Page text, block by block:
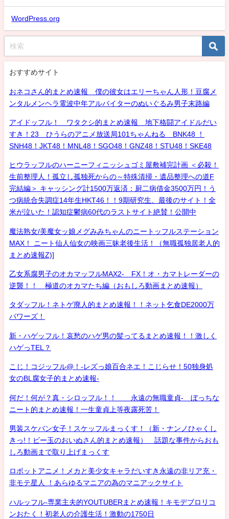
WordPress.org
おすすめサイト
おネコさん的まとめ速報 僕の彼女はエリーちゃん人形！豆腐メ
ンタルメンヘラ電波中年アルバイターのぬいぐるみ男子末路編
アイドッフル！ ワタクシ的まとめ速報 地下格闘アイドルだい
すき！23 ひうらのアニメ放送局101ちゃんねる BNK48 ！
SNH48！JKT48！MNL48！SGO48！GNZ48！STU48！SKE48
ヒウラッフルのハーニーフィニッシュゴミ屋敷補完計画 ＜必殺！
生前整理人！孤立し孤独死からの～特殊清掃・遺品整理への道F
完結編＞ キャッシング計1500万返済：厨二病借金3500万円！う
つ病統合失調症14年生HKT46！！9期研究生、最後のサイト！全
米が泣いた！認知症鬱病60代のラストサイト絶賛！公開中
魔法熟女/美魔女ッ娘メグみみちゃんのニートッフルステーション
MAX！ ニート仙人仙女の映画三昧老後生活！（無職孤独居老人的
まとめ速報Z)]
乙女系腐男子のオカマッフルMAX2- FX！オ・カマトレーダーの
逆襲！！ 極道のオカマたち編（おもしろ動画まとめ速報）
タダッフル！ネトゲ廃人的まとめ速報！！ネット乞食DE2000万
パワーズ！
新・ハゲッフル！哀愁のハゲ男の髪ってるまとめ速報！！激しく
ハゲっTEL？
こじ！コジッフル@！-レズっ娘百合ネエ！こじらせ！50独身処
女のBL腐女子的まとめ速報-
何だ！何が？真・シロッフル！！ 永遠の無職童貞- ぼっちな
ニート的まとめ速報！一生童貞上等夜露死苦！
男装スケバン女子！スケッフルまっくす！（新・ナンノひゃくし
きっ!！ビー玉のおいぬさん的まとめ速報） 話題な事件からおも
しろ動画まで取り上げまっくす
ロボットアニメ！メカと美少女キャラだいすき永遠の非リア充・
非モテ星人 ！あらゆるマニアの為のマニアックサイト
ハルッフル-専業主夫的YOUTUBERまとめ速報！キモデブロリコ
ンおたく！初老人の介護生活！激動の1750日